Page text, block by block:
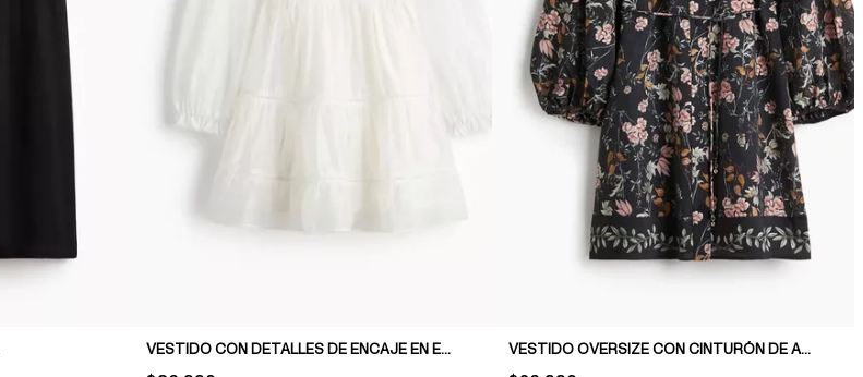
VESTIDO CON DETALLES DE ENCAJE EN ESCALERA VESTIDO OVERSIZE CON CINTURÓN DE ANUDAR